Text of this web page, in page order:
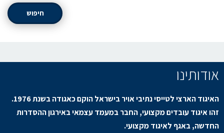
חיפוש
אודותינו
האיגוד הארצי לטייסי נתיבי אויר בישראל הוקם כאגודה בשנת 1976.
זהו איגוד עובדים מקצועי, החבר במעמד עצמאי באירגון ההסדרות
החדשה, באגף לאיגוד מקצועי.